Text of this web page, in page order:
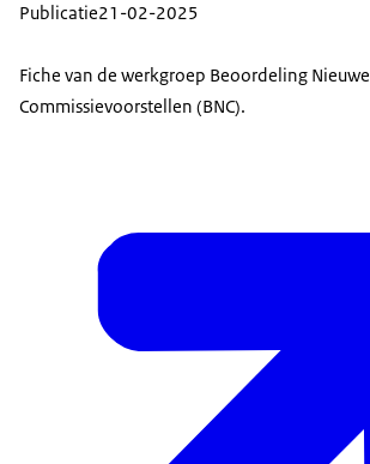
Publicatie21-02-2025
Fiche van de werkgroep Beoordeling Nieuwe
Commissievoorstellen (BNC).